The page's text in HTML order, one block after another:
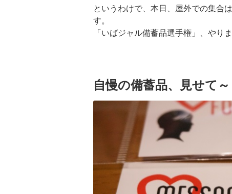
というわけで、本日、屋外での集合
す。
「いばジャル備蓄品選手権」、やり
自慢の備蓄品、見せて～